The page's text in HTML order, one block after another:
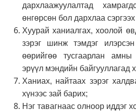
дархлаажуулалтад
өнгөрсөн бол дархлаа
Хуурай ханиалгах, хоолой
зэрэг шинж тэмдэг
өөрийгөө тусгаарлан
эрүүл мэндийн байгууллагад
Ханиах, найтаах зэрэг
хүнээс зай барих;
Нэг тавагнаас олноор иддэг